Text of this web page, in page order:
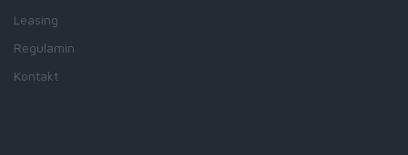
Leasing
Regulamin
Kontakt